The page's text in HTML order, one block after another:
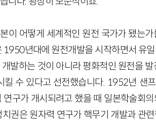
이 어떻게 세계적인 원전 국가가 됐는
1950년대에 원전개발을 시작하면서 유
발하는 것이 아니라 평화적인 원전을 발
수 있다고 선전했습니다. 1952년 샌
구가 개시되려고 했을 때 일본학술회
권은 원자력 연구가 핵무기 개발과 관